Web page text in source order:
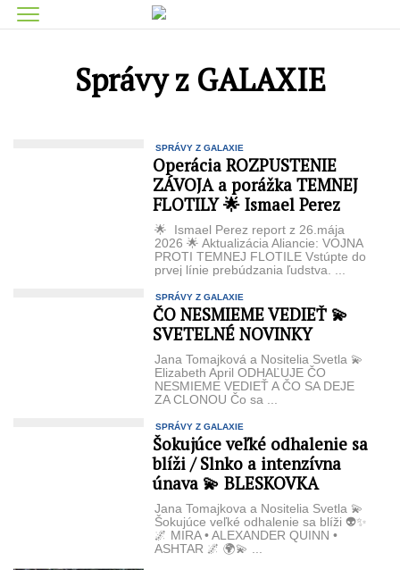
Správy z GALAXIE
SPRÁVY Z GALAXIE
Operácia ROZPUSTENIE
ZÁVOJA a porážka TEMNEJ
FLOTILY 🌟 Ismael Perez
🌟 Ismael Perez report z 26.mája
2026 🌟 Aktualizácia Aliancie: VOJNA
PROTI TEMNEJ FLOTILE Vstúpte do
prvej línie prebúdzania ľudstva. ...
SPRÁVY Z GALAXIE
ČO NESMIEME VEDIEŤ 💫
SVETELNÉ NOVINKY
Jana Tomajková a Nositelia Svetla 💫
Elizabeth April ODHAĽUJE ČO
NESMIEME VEDIEŤ A ČO SA DEJE
ZA CLONOU Čo sa ...
SPRÁVY Z GALAXIE
Šokujúce veľké odhalenie sa
blíži / Slnko a intenzívna
únava 💫 BLESKOVKA
Jana Tomajkova a Nositelia Svetla 💫
Šokujúce veľké odhalenie sa blíži 👽✨
🌌 MIRA • ALEXANDER QUINN •
ASHTAR 🌌 🌍💫 ...